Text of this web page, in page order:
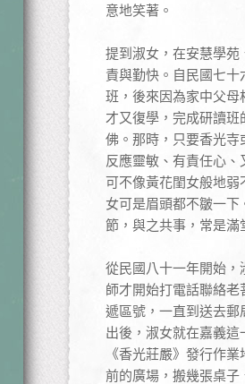
意地笑著。
提到淑女，在安慧學
責與勤快。自民國七
班，後來因為家中父
才又復學，完成研讀
佛。那時，只要香光
反應靈敏、有責任心
可不像黃花閨女般地
女可是眉頭都不皺一
節，與之共事，常是滿
從民國八十一年開始
師才開始打電話聯絡
遞區號，一直到送去
出後，淑女就在嘉義
《香光莊嚴》發行作
前的廣場，搬幾張桌